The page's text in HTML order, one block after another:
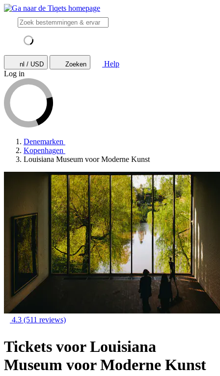
nl / USD Zoeken
Help
Log in
Denemarken
Kopenhagen
Louisiana Museum voor Moderne Kunst
4.3 (511 reviews)
Tickets voor Louisiana
Museum voor Moderne Kunst